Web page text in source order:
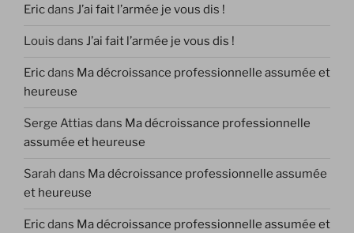
Ericdans J’ai fait l’armée je vous dis !
Louis dans J’ai fait l’armée je vous dis !
Ericdans Ma décroissance professionnelle assumée et
heureuse
Serge Attias dans Ma décroissance professionnelle
assumée et heureuse
Sarah dans Ma décroissance professionnelle assumée
et heureuse
Ericdans Ma décroissance professionnelle assumée et